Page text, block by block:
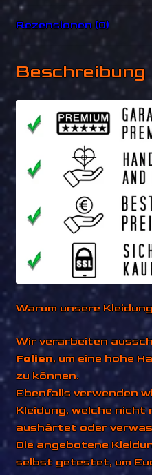
Rezensionen (0)
Beschreibung
Warum unsere
Wir verarbeiten
Folien, um eine hohe
zu können.
Ebenfalls verwenden
Kleidung, welche
aushärtet oder
Die angebotene
selbst getestet, um